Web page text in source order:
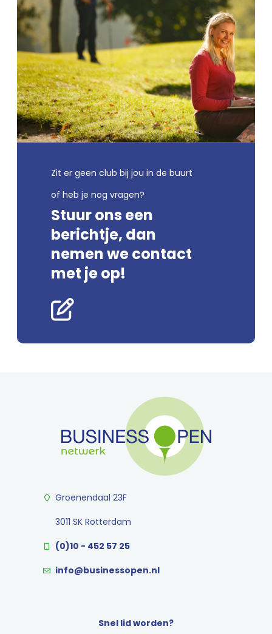
Zit er geen club bij jou in de buurt
of heb je nog vragen?
Stuur ons een
berichtje, dan
nemen we contact
met je op!
Groenendaal 23F
3011 SK Rotterdam
(0)10 - 452 57 25
info@businessopen.nl
Snel lid worden?